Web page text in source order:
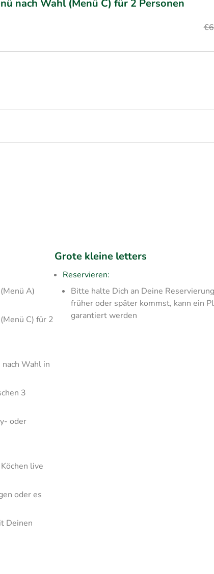
nach Wahl (Menü C) für 2 Personen
A)
C) für 2
Wahl in
3
oder
live
oder es
Deinen
Grote kleine letters
Reservieren:
Bitte halte Dich an Deine
früher oder später kommst, kann ein
garantiert werden